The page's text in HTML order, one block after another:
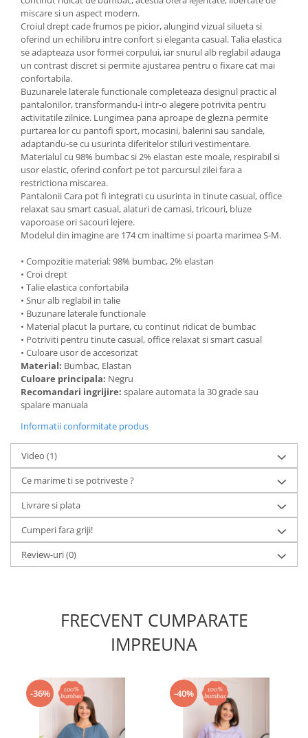
miscare si un aspect modern.
Croiul drept cade frumos pe picior, alungind vizual silueta si
oferind un echilibru intre confort si eleganta casual. Talia elastica
se adapteaza usor formei corpului, iar snurul alb reglabil adauga
un contrast discret si permite ajustarea pentru o fixare cat mai
confortabila.
Buzunarele laterale functionale completeaza designul practic al
pantalonilor, transformandu-i intr-o alegere potrivita pentru
activitatile zilnice. Lungimea pana aproape de glezna permite
purtarea lor cu pantofi sport, mocasini, balerini sau sandale,
adaptandu-se cu usurinta diferitelor stiluri vestimentare.
Materialul cu 98% bumbac si 2% elastan este moale, respirabil si
usor elastic, oferind confort pe tot parcursul zilei fara a
restrictiona miscarea.
Pantalonii Cara pot fi integrati cu usurinta in tinute casual, office
relaxat sau smart casual, alaturi de camasi, tricouri, bluze
vaporoase ori sacouri lejere.
Modelul din imagine are 174 cm inaltime si poarta marimea S-M.
• Compozitie material: 98% bumbac, 2% elastan
• Croi drept
• Talie elastica confortabila
• Snur alb reglabil in talie
• Buzunare laterale functionale
• Material placut la purtare, cu continut ridicat de bumbac
• Potriviti pentru tinute casual, office relaxat si smart casual
• Culoare usor de accesorizat
Material: Bumbac, Elastan
Culoare principala: Negru
Recomandari ingrijire: spalare automata la 30 grade sau
spalare manuala
Informatii conformitate produs
Video (1)
Ce marime ti se potriveste ?
Livrare si plata
Cumperi fara griji!
Review-uri(0)
FRECVENT CUMPARATE
IMPREUNA
-36% -40%